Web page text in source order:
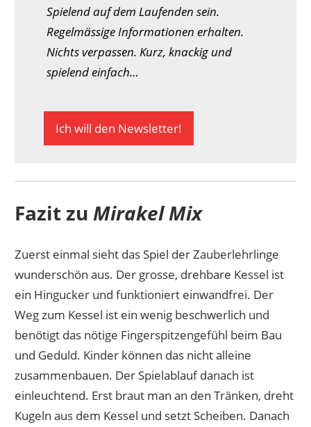
Spielend auf dem Laufenden sein.
Regelmässige Informationen erhalten.
Nichts verpassen. Kurz, knackig und
spielend einfach…
Ich will den Newsletter!
Fazit zu Mirakel Mix
Zuerst einmal sieht das Spiel der Zauberlehrlinge
wunderschön aus. Der grosse, drehbare Kessel ist
ein Hingucker und funktioniert einwandfrei. Der
Weg zum Kessel ist ein wenig beschwerlich und
benötigt das nötige Fingerspitzengefühl beim Bau
und Geduld. Kinder können das nicht alleine
zusammenbauen. Der Spielablauf danach ist
einleuchtend. Erst braut man an den Tränken, dreht
Kugeln aus dem Kessel und setzt Scheiben. Danach